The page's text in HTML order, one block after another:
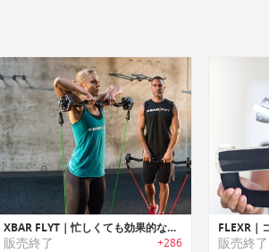
XBAR FLYT｜忙しくても効果的なワークアウトが可能なトラベルフレンドリーパーソナルフィットネスシステム「Xバーフライト」
販売終了 +286 販売終了